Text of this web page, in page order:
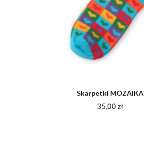
Skarpetki MOZAIKA
35,00 zł